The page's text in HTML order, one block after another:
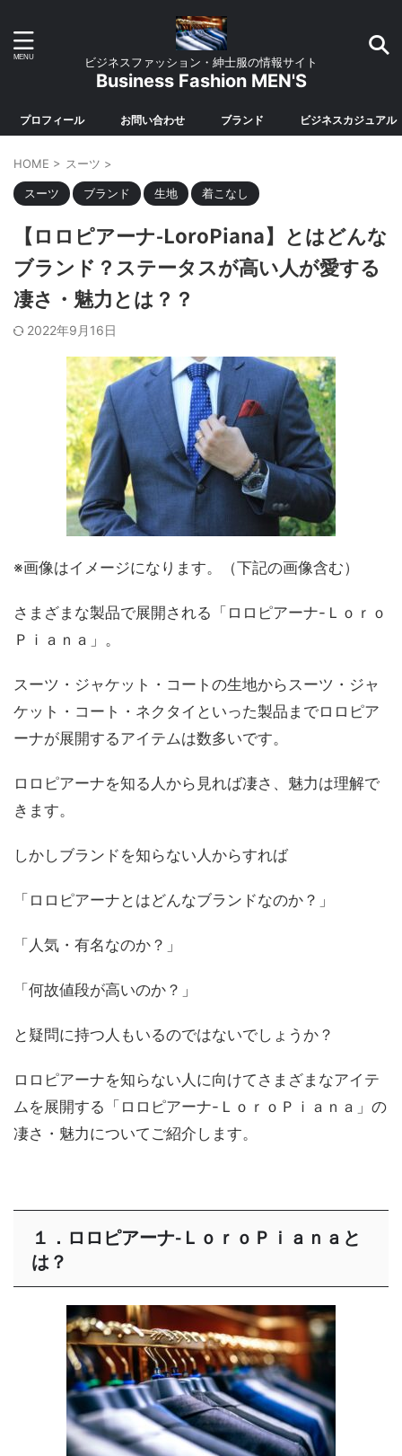
ビジネスファッション・紳士服の情報サイト
Business Fashion MEN'S
プロフィール お問い合わせ ブランド ビジネスカジュアル
HOME > スーツ >
スーツ ブランド 生地 着こなし
【ロロピアーナ-LoroPiana】とはどんな
ブランド？ステータスが高い人が愛する
凄さ・魅力とは？？
2022年9月16日
※画像はイメージになります。（下記の画像含む）
さまざまな製品で展開される「ロロピアーナ-Ｌｏｒｏ
Ｐｉａｎａ」。
スーツ・ジャケット・コートの生地からスーツ・ジャ
ケット・コート・ネクタイといった製品までロロピア
ーナが展開するアイテムは数多いです。
ロロピアーナを知る人から見れば凄さ、魅力は理解で
きます。
しかしブランドを知らない人からすれば
「ロロピアーナとはどんなブランドなのか？」
「人気・有名なのか？」
「何故値段が高いのか？」
と疑問に持つ人もいるのではないでしょうか？
ロロピアーナを知らない人に向けてさまざまなアイテ
ムを展開する「ロロピアーナ-ＬｏｒｏＰｉａｎａ」の
凄さ・魅力についてご紹介します。
１．ロロピアーナ-ＬｏｒｏＰｉａｎａと
は？